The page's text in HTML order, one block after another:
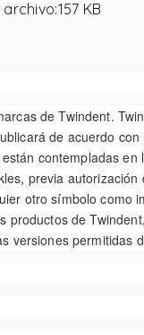
KB
de Twindent.
de acuerdo
contempladas
previa
otro símbolo como
productos de
versiones permitidas